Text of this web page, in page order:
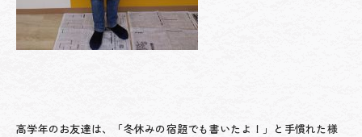
高学年のお友達は、「冬休みの宿題でも書いたよ！」と手慣れた様